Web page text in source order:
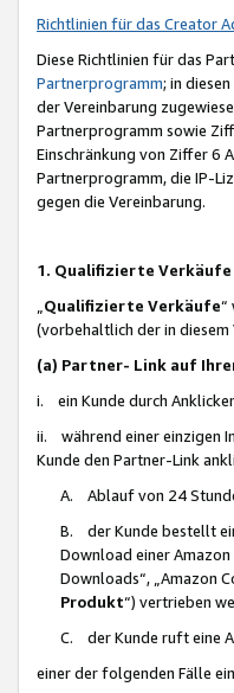
Richtlinien für das Creator
Diese Richtlinien für das
Partnerprogramm; in
der Vereinbarung
Partnerprogramm sowie
Einschränkung von Ziffer 6
Partnerprogramm, die IP-
gegen die Vereinbarung.
1. Qualifizierte
Qualifizierte Verkäufe“
(vorbehaltlich der in
(a) Partner- Link auf
i. ein Kunde durch
ii. während einer einzigen
Kunde den Partner-Link
A. Ablauf von 24
B. der Kunde bestellt
Download einer Amazon
Downloads“, „Amazon
Produkt“) vertrieben
C. der Kunde ruft eine
einer der folgenden Fälle